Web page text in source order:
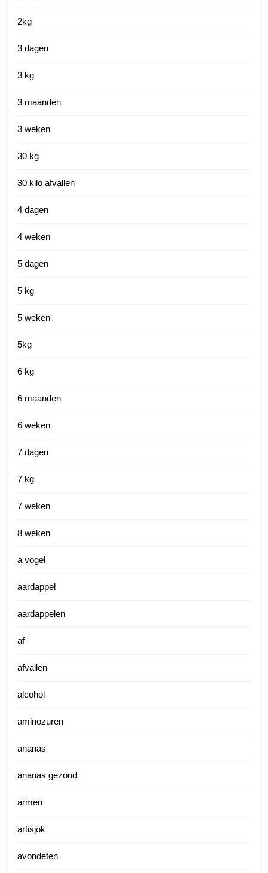
2kg
3 dagen
3 kg
3 maanden
3 weken
30 kg
30 kilo afvallen
4 dagen
4 weken
5 dagen
5 kg
5 weken
5kg
6 kg
6 maanden
6 weken
7 dagen
7 kg
7 weken
8 weken
a vogel
aardappel
aardappelen
af
afvallen
alcohol
aminozuren
ananas
ananas gezond
armen
artisjok
avondeten